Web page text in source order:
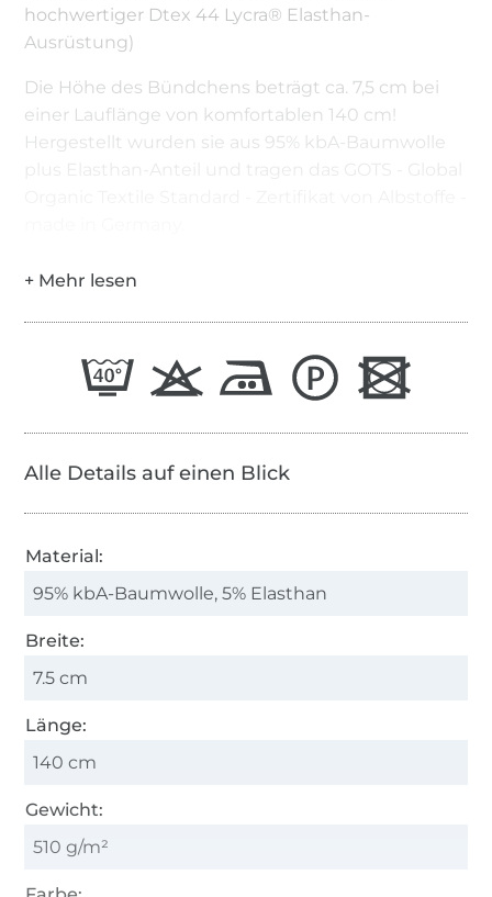
hochwertiger Dtex 44 Lycra® Elasthan-
Ausrüstung)
Die Höhe des Bündchens beträgt ca. 7,5 cm bei
einer Lauflänge von komfortablen 140 cm!
Hergestellt wurden sie aus 95% kbA-Baumwolle
Alle Details auf einen Blick
Material:
95% kbA-Baumwolle, 5% Elasthan
Breite:
7.5 cm
Länge:
140 cm
Gewicht:
510 g/m²